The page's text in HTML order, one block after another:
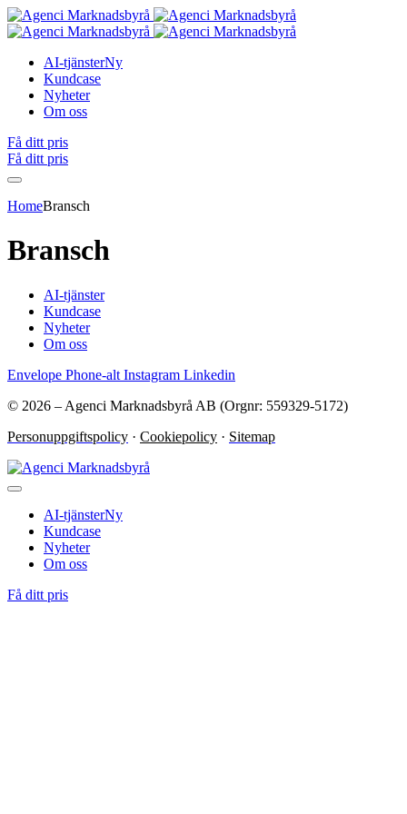
AI-tjänsterNy
Kundcase
Nyheter
Om oss
Få ditt pris
Få ditt pris
HomeBransch
Bransch
AI-tjänster
Kundcase
Nyheter
Om oss
Envelope Phone-alt Instagram Linkedin
© 2026 – Agenci Marknadsbyrå AB (Orgnr: 559329-5172)
Personuppgiftspolicy · Cookiepolicy · Sitemap
AI-tjänsterNy
Kundcase
Nyheter
Om oss
Få ditt pris